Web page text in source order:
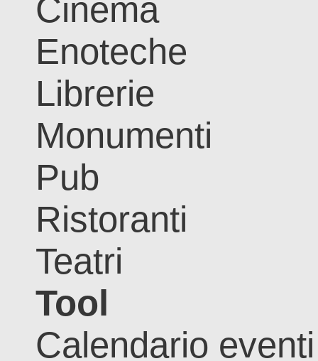
Cinema
Enoteche
Librerie
Monumenti
Pub
Ristoranti
Teatri
Tool
Calendario eventi